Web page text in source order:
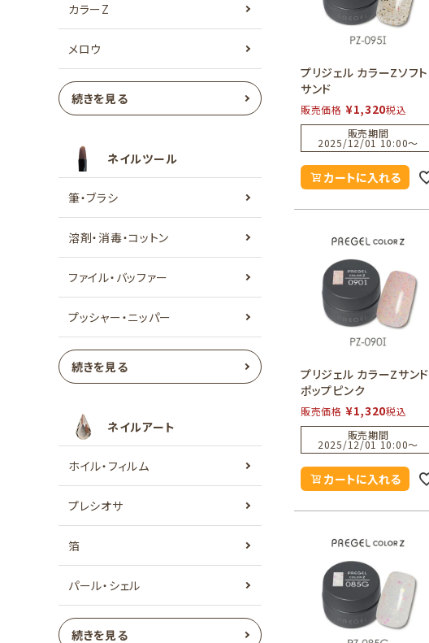
カラーZ
メロウ
続きを見る
ネイルツール
筆・ブラシ
溶剤・消毒・コットン
ファイル・バッファー
プッシャー・ニッパー
続きを見る
ネイルアート
ホイル・フィルム
プレシオサ
箔
パール・シェル
続きを見る
プリジェル カラーZソフト
サンド
販売価格 ¥1,320税込
販売期間
2025/12/01 10:00〜
カートに入れる
プリジェル カラーZサンド
ポップピンク
販売価格 ¥1,320税込
販売期間
2025/12/01 10:00〜
カートに入れる